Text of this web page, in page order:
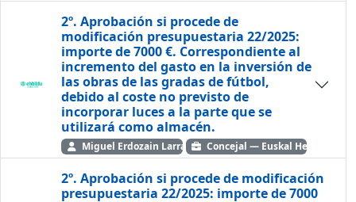
2º. Aprobación si procede de
modificación presupuestaria 22/2025:
importe de 7000 €. Correspondiente al
incremento del gasto en la inversión de
las obras de las gradas de fútbol,
debido al coste no previsto de
incorporar luces a la parte que se
utilizará como almacén.
Miguel Erdozain LarrañagaConcejal — Euskal Herria Bildu
2º. Aprobación si procede de modificación
presupuestaria 22/2025: importe de 7000